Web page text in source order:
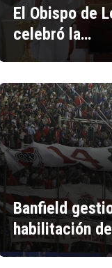
El Obispo de
celebró la…
Banfield
habilitación